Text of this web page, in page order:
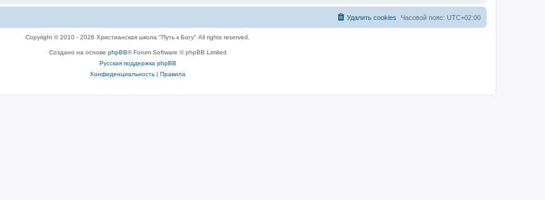
Часовой пояс: UTC+02:00
Удалить cookies
Copyright © 2010 - 2026 Христианская школа "Путь к Богу" All rights reserved.
Создано на основе phpBB® Forum Software © phpBB Limited
Русская поддержка phpBB
Конфиденциальность| Правила